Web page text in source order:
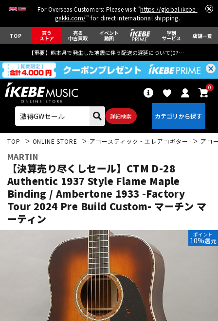
For Overseas Customers: Please visit "https://global.ikebe-
gakki.com/" for direct international shipping.
TOP 買う
ストア
売る
中古買取
イベント
動画
学割
サービス 店舗一覧
【重要】熊本県で発生した地震に伴う配送の遅延について(07月29日
詳細検索
0
エレキギター アコギ/エレアコ
ベース ウクレレ
ドラム パーカッション
キーボード 電子ピアノ
TOP ONLINE STORE アコースティック・エレアコギター アコ
MARTIN
【決算売り尽くしセール】CTM D-28
Authentic 1937 Style Flame Maple
Binding / Ambertone 1933 -Factory
Tour 2024 Pre Build Custom- マーチン マ
ーティン
ポイント
10%還元